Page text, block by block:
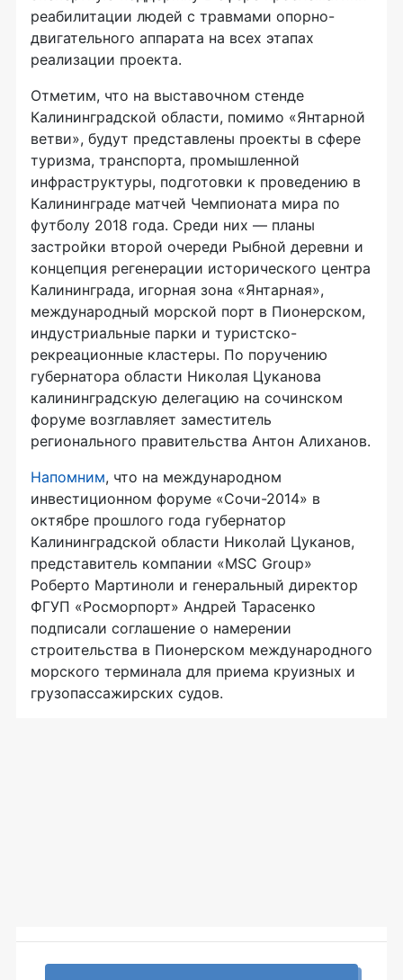
реабилитации людей с травмами опорно-
двигательного аппарата на всех этапах
реализации проекта.
Отметим, что на выставочном стенде
Калининградской области, помимо «Янтарной
ветви», будут представлены проекты в сфере
туризма, транспорта, промышленной
инфраструктуры, подготовки к проведению в
Калининграде матчей Чемпионата мира по
футболу 2018 года. Среди них — планы
застройки второй очереди Рыбной деревни и
концепция регенерации исторического центра
Калининграда, игорная зона «Янтарная»,
международный морской порт в Пионерском,
индустриальные парки и туристско-
рекреационные кластеры. По поручению
губернатора области Николая Цуканова
калининградскую делегацию на сочинском
форуме возглавляет заместитель
регионального правительства Антон Алиханов.
Напомним, что на международном
инвестиционном форуме «Сочи-2014» в
октябре прошлого года губернатор
Калининградской области Николай Цуканов,
представитель компании «MSC Group»
Роберто Мартиноли и генеральный директор
ФГУП «Росморпорт» Андрей Тарасенко
подписали соглашение о намерении
строительства в Пионерском международного
морского терминала для приема круизных и
грузопассажирских судов.